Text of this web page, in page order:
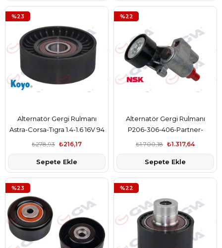
Alternatör Gergi Rulmanı
Astra-Corsa-Tıgra 1.4-1.6 16V 94
-P306-P307-Partner 2.0 Hdı 94
₺216,17
₺278,93
Sepete Ekle
%23
Alternatör Gergi Rulmanı
P206-306-406-Partner-
Berlıngo-Jumpy-Xsara 1.9D-
₺1.317,64
₺1.700,18
Sepete Ekle
%22
%23 %22